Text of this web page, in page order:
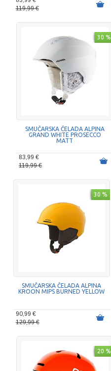
119,99 €
30 %
SMUČARSKA ČELADA ALPINA
GRAND WHITE PROSECCO
MATT
83,99 €
119,99 €
30 %
SMUČARSKA ČELADA ALPINA
KROON MIPS BURNED YELLOW
90,99 €
129,99 €
20 %